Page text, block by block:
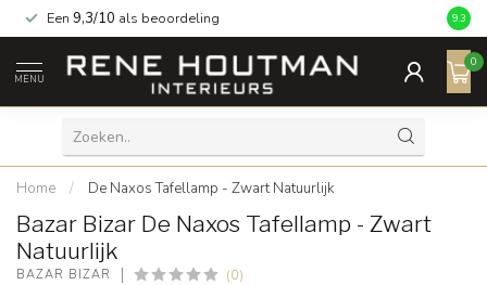
Een 9,3/10 als beoordeling 9.3
MENU
0
Home / De Naxos Tafellamp - Zwart Natuurlijk
Bazar Bizar De Naxos Tafellamp - Zwart
Natuurlijk
BAZAR BIZAR (0)